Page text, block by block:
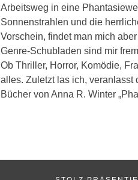
Arbeitsweg in eine
Sonnenstrahlen und die
Vorschein, findet man mich
Genre-Schubladen sind mir
Ob Thriller, Horror, Komödie,
alles. Zuletzt las ich, veranlasst
Bücher von Anna R. Winter